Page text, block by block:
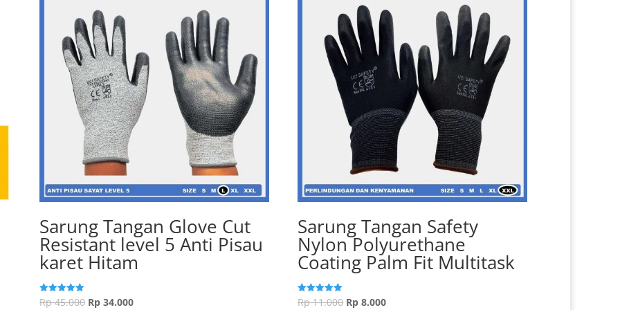
Sarung Tangan Glove Cut
Resistant level 5 Anti Pisau
karet Hitam
Dinilai
5.00
Rp45.000 Harga
Rp 34.000Harga
Sarung Tangan Safety
Nylon Polyurethane
Coating Palm Fit Multitask
Dinilai
5.00
Rp11.000 Harga
Rp 8.000Harga